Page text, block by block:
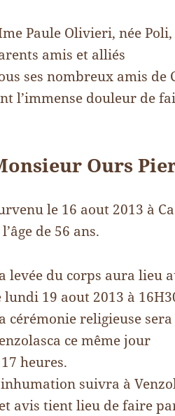
Paule Olivieri, née
amis et alliés
ses nombreux amis de
l’immense douleur de
Ours
le 16 aout 2013 à
de 56 ans.
levée du corps aura lieu
lundi 19 aout 2013 à
cérémonie religieuse
ce même jour
heures.
suivra à
avis tient lieu de faire